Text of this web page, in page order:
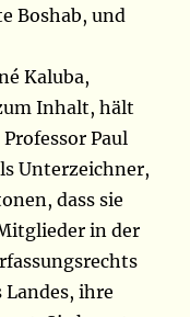
Boshab, und
Kaluba,
Inhalt, hält
Paul
Unterzeichner,
dass sie
in der
Landes, ihre